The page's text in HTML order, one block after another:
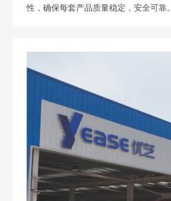
性，确保每套产品质量稳定，安全可靠。